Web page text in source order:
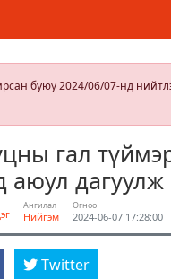
буюу 2024/06/07-нд
гал
аюул дагуулж
Ангилал
Нийгэм
Огноо
2024-06-07 17:28:00
Twitter